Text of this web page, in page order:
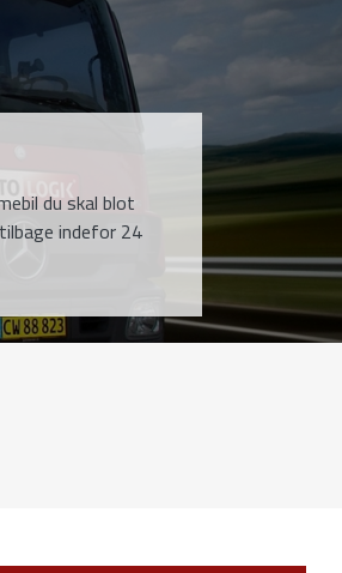
du skal blot
indefor 24